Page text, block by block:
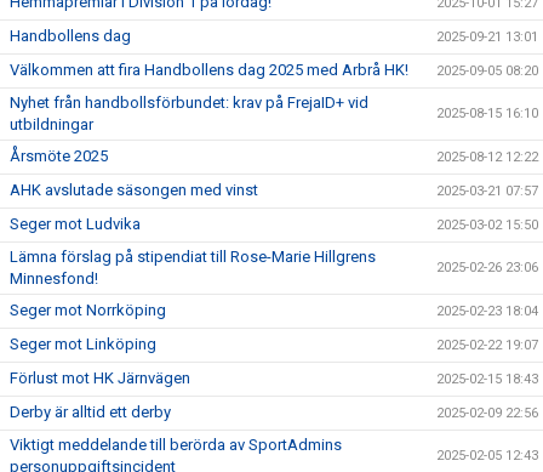
Handbollens dag 2025-09-21 13:01
Välkommen att fira Handbollens dag 2025 med Arbrå HK! 2025-09-05 08:20
Nyhet från handbollsförbundet: krav på FrejaID+ vid
utbildningar
2025-08-15 16:10
Årsmöte 2025 2025-08-12 12:22
AHK avslutade säsongen med vinst 2025-03-21 07:57
Seger mot Ludvika 2025-03-02 15:50
Lämna förslag på stipendiat till Rose-Marie Hillgrens
Minnesfond!
2025-02-26 23:06
Seger mot Norrköping 2025-02-23 18:04
Seger mot Linköping 2025-02-22 19:07
Förlust mot HK Järnvägen 2025-02-15 18:43
Derby är alltid ett derby 2025-02-09 22:56
Viktigt meddelande till berörda av SportAdmins
personuppgiftsincident
2025-02-05 12:43